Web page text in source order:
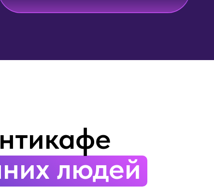
людей